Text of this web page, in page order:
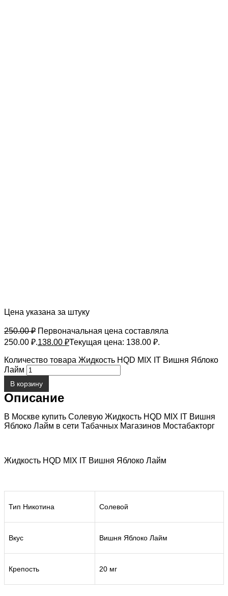
Цена указана за штуку
250.00₽ Первоначальная цена составляла
250.00 ₽.138.00 ₽Текущая цена: 138.00 ₽.
Количество товара Жидкость HQD MIX IT Вишня Яблоко
Лайм
В корзину
Описание
В Москве купить Солевую Жидкость HQD MIX IT Вишня
Яблоко Лайм в сети Табачных Магазинов Мостабакторг
Жидкость HQD MIX IT Вишня Яблоко Лайм
Тип Никотина Солевой
Вкус Вишня Яблоко Лайм
Крепость 20 мг